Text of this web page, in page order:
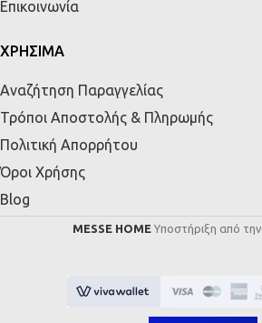
Επικοινωνία
ΧΡΗΣΙΜΑ
Αναζήτηση Παραγγελίας
Τρόποι Αποστολής & Πληρωμής
Πολιτική Απορρήτου
Όροι Χρήσης
Blog
MESSE HOME Υποστήριξη από την